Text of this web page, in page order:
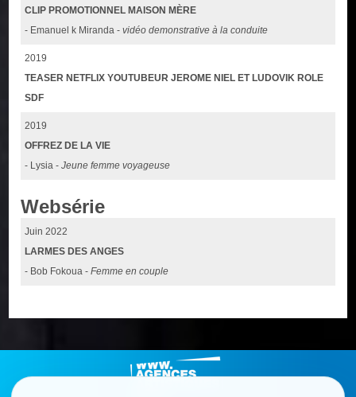
CLIP PROMOTIONNEL MAISON MÈRE
- Emanuel k Miranda -vidéo demonstrative à la conduite
2019
TEASER NETFLIX YOUTUBEUR JEROME NIEL ET LUDOVIK ROLE
SDF
2019
OFFREZ DE LA VIE
- Lysia -Jeune femme voyageuse
Websérie
Juin 2022
LARMES DES ANGES
- Bob Fokoua -Femme en couple